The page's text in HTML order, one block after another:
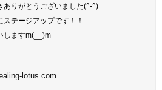
ありがとうございました(^-^)
テージアップです！！
しますm(__)m
lotus.com